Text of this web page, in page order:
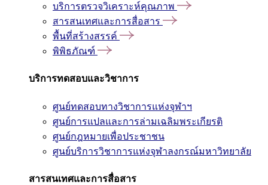
บริการตรวจวิเคราะห์คุณภาพ
สารสนเทศและการสื่อสาร
พื้นที่สร้างสรรค์
พิพิธภัณฑ์
บริการทดสอบและวิชาการ
ศูนย์ทดสอบทางวิชาการแห่งจุฬาฯ
ศูนย์การแปลและการล่ามเฉลิมพระเกียรติ
ศูนย์กฎหมายเพื่อประชาชน
ศูนย์บริการวิชาการแห่งจุฬาลงกรณ์มหาวิทยาลัย
สารสนเทศและการสื่อสาร